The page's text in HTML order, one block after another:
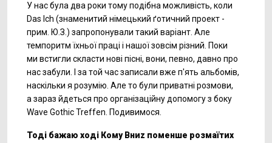
У нас була два роки тому подібна можливість, коли
Das Ich (знаменитий німецький ґотичний проект -
прим. Ю.З.) запропонували такий варіант. Але
темпоритм їхньої праці і нашої зовсім різний. Поки
ми встигли скласти нові пісні, вони, певно, давно про
нас забули. І за той час записали вже п'ять альбомів,
наскільки я розумію. Але то були приватні розмови,
а зараз йдеться про організаційну допомогу з боку
Wave Gothic Treffen. Подивимося.
Тоді бажаю ході Кому Вниz поменше розмаїтих